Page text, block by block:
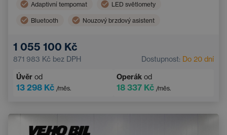
Adaptivní tempomat LED světlomety
Bluetooth Nouzový brzdový asistent
Parkovací kamera
1 055 100 Kč
871 983 Kč bez DPH Dostupnost: Do 20 dní
Úvěr od
13 298 Kč /měs.
Operák od
18 337 Kč /měs.